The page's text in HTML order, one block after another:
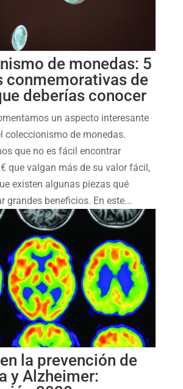
de monedas: 5
conmemorativas de
deberías conocer
un aspecto interesante
coleccionismo de monedas.
que no es fácil encontrar
que valgan más de su valor fácil,
existen algunas piezas qué
grandes beneficios. En este...
la prevención de
y Alzheimer: